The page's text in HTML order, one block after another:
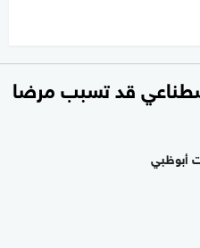
قد تسبب مرضا